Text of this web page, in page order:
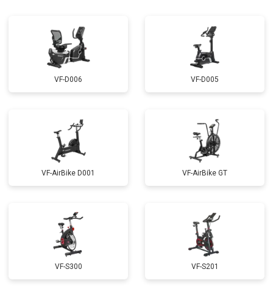
VF-D006 VF-D005
VF-AirBike D001 VF-AirBike GT
VF-S300 VF-S201